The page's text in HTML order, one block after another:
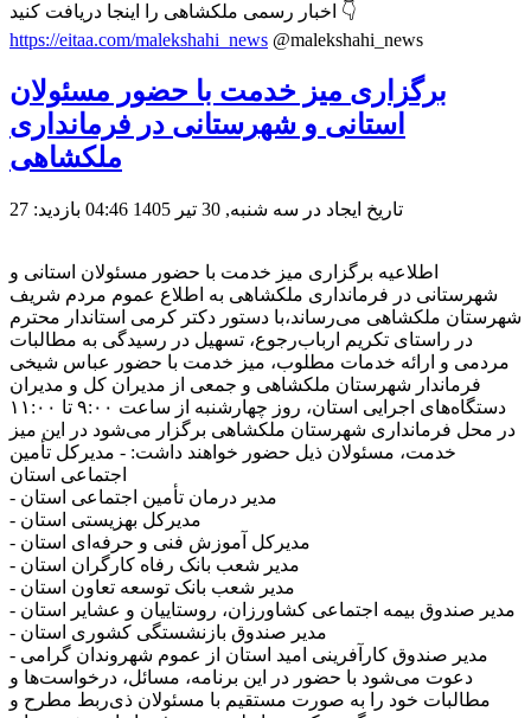
اخبار رسمی ملکشاهی را اینجا دریافت کنید 👇
https://eitaa.com/malekshahi_news @malekshahi_news
برگزاری میز خدمت با حضور مسئولان
استانی و شهرستانی در فرمانداری
ملکشاهی
تاریخ ایجاد در سه شنبه, 30 تیر 1405 04:46 بازدید: 27
اطلاعیه برگزاری میز خدمت با حضور مسئولان استانی و
شهرستانی در فرمانداری ملکشاهی به اطلاع عموم مردم شریف
شهرستان ملکشاهی می‌رساند،با دستور دکتر کرمی استاندار محترم
در راستای تکریم ارباب‌رجوع، تسهیل در رسیدگی به مطالبات
مردمی و ارائه خدمات مطلوب، میز خدمت با حضور عباس شیخی
فرماندار شهرستان ملکشاهی و جمعی از مدیران کل و مدیران
دستگاه‌های اجرایی استان، روز چهارشنبه از ساعت ۹:۰۰ تا ۱۱:۰۰
در محل فرمانداری شهرستان ملکشاهی برگزار می‌شود در این میز
خدمت، مسئولان ذیل حضور خواهند داشت: - مدیرکل تأمین
اجتماعی استان
- مدیر درمان تأمین اجتماعی استان
- مدیرکل بهزیستی استان
- مدیرکل آموزش فنی و حرفه‌ای استان
- مدیر شعب بانک رفاه کارگران استان
- مدیر شعب بانک توسعه تعاون استان
- مدیر صندوق بیمه اجتماعی کشاورزان، روستاییان و عشایر استان
- مدیر صندوق بازنشستگی کشوری استان
- مدیر صندوق کارآفرینی امید استان از عموم شهروندان گرامی
دعوت می‌شود با حضور در این برنامه، مسائل، درخواست‌ها و
مطالبات خود را به صورت مستقیم با مسئولان ذی‌ربط مطرح و